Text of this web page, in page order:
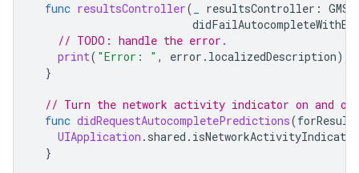
func resultsController( resultsController :
// TODO: handle the error.
print( "Error: " , error . localizedDescription)
}
// Turn the network activity indicator on and
func didRequestAutocompletePredictions(
UIApplication . shared .
}